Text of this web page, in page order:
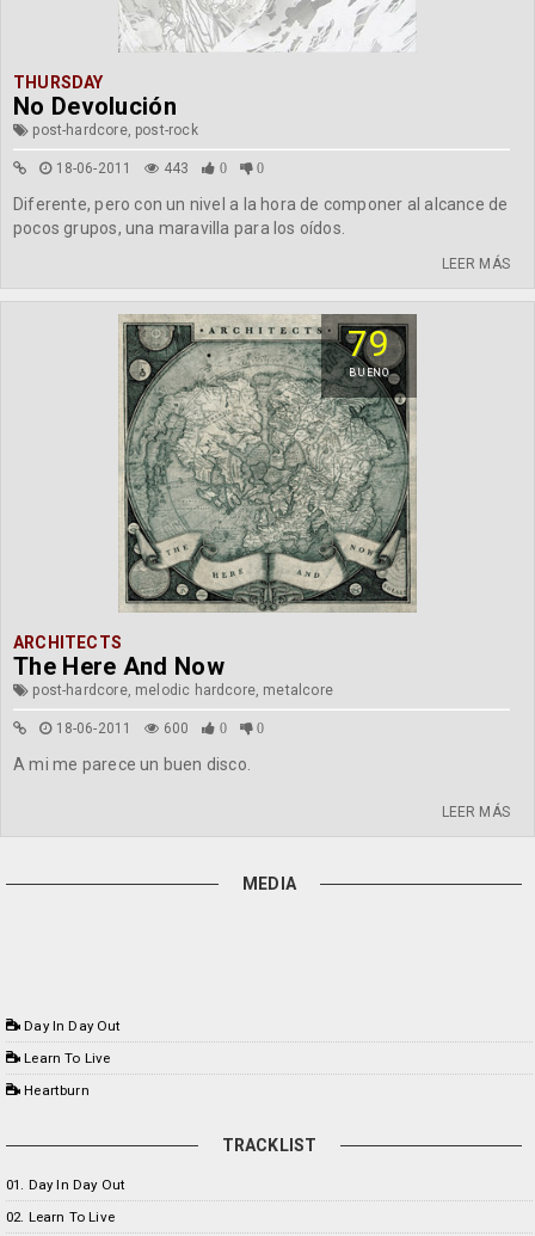
THURSDAY
No Devolución
post-hardcore, post-rock
18-06-2011 443 0 0
Diferente, pero con un nivel a la hora de componer al alcance de
pocos grupos, una maravilla para los oídos.
LEER MÁS
79
BUENO
ARCHITECTS
The Here And Now
post-hardcore, melodic hardcore, metalcore
18-06-2011 600 0 0
A mi me parece un buen disco.
LEER MÁS
MEDIA
Day In Day Out
Learn To Live
Heartburn
TRACKLIST
01. Day In Day Out
02. Learn To Live